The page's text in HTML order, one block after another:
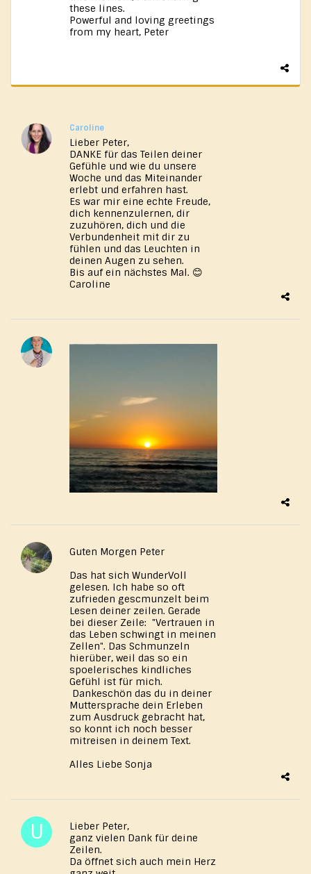
these lines.
Powerful and loving greetings
from my heart, Peter
Caroline
Lieber Peter,
DANKE für das Teilen deiner
Gefühle und wie du unsere
Woche und das Miteinander
erlebt und erfahren hast.
Es war mir eine echte Freude,
dich kennenzulernen, dir
zuzuhören, dich und die
Verbundenheit mit dir zu
fühlen und das Leuchten in
deinen Augen zu sehen.
Bis auf ein nächstes Mal. 😊
Caroline
Guten Morgen Peter
Das hat sich WunderVoll
gelesen. Ich habe so oft
zufrieden gescmunzelt beim
Lesen deiner zeilen. Gerade
bei dieser Zeile: "Vertrauen in
das Leben schwingt in meinen
Zellen". Das Schmunzeln
hierüber, weil das so ein
spoelerisches kindliches
Gefühl ist für mich.
Dankeschön das du in deiner
Muttersprache dein Erleben
zum Ausdruck gebracht hat,
so konnt ich noch besser
mitreisen in deinem Text.
Alles Liebe Sonja
Lieber Peter,
ganz vielen Dank für deine
Zeilen.
Da öffnet sich auch mein Herz